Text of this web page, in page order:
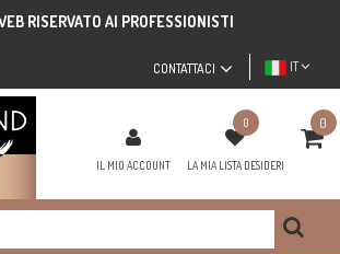
RISERVATO AI PROFESSIONISTI
IT
CONTATTACI
IL MIO ACCOUNT
0
LA MIA LISTA DESIDERI
0